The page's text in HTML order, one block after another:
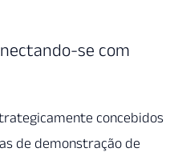
se com
concebidos
de demonstração de